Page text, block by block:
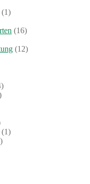
(1)
(16)
(12)
(1)